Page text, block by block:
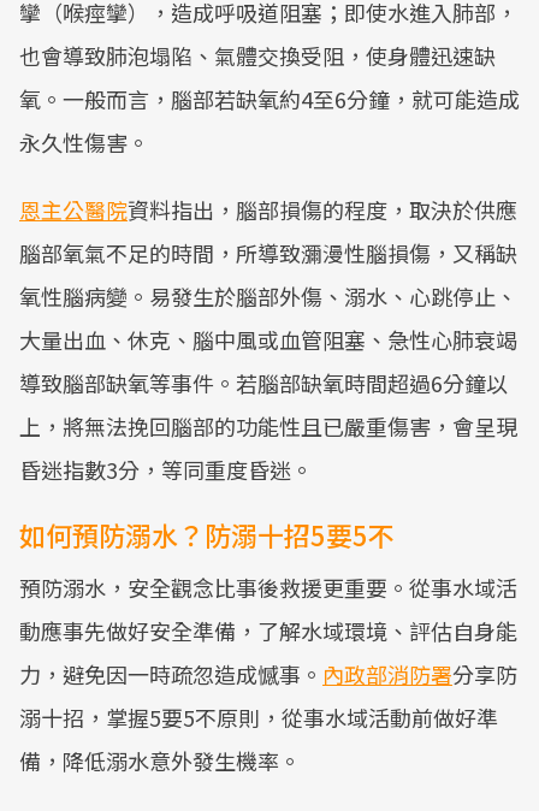
攣（喉痙攣），造成呼吸道阻塞；即使水進入肺部，
也會導致肺泡塌陷、氣體交換受阻，使身體迅速缺
氧。一般而言，腦部若缺氧約4至6分鐘，就可能造成
永久性傷害。
恩主公醫院資料指出，腦部損傷的程度，取決於供應
腦部氧氣不足的時間，所導致瀰漫性腦損傷，又稱缺
氧性腦病變。易發生於腦部外傷、溺水、心跳停止、
大量出血、休克、腦中風或血管阻塞、急性心肺衰竭
導致腦部缺氧等事件。若腦部缺氧時間超過6分鐘以
上，將無法挽回腦部的功能性且已嚴重傷害，會呈現
昏迷指數3分，等同重度昏迷。
如何預防溺水？防溺十招5要5不
預防溺水，安全觀念比事後救援更重要。從事水域活
動應事先做好安全準備，了解水域環境、評估自身能
力，避免因一時疏忽造成憾事。 內政部消防署分享防
溺十招，掌握5要5不原則，從事水域活動前做好準
備，降低溺水意外發生機率。